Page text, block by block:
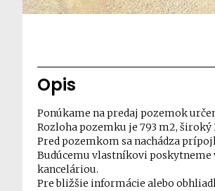
Opis
Ponúkame na predaj pozemok
Rozloha pozemku je 793 m2, široký
Pred pozemkom sa nachádza
Budúcemu vlastníkovi
kanceláriou.
Pre bližšie informácie alebo